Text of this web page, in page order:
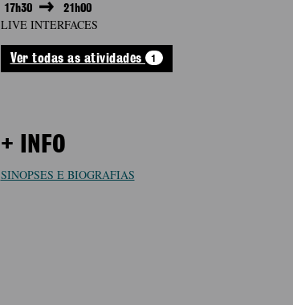
17h30
21h00
LIVE INTERFACES
Ver todas as atividades 1
+ INFO
SINOPSES E BIOGRAFIAS